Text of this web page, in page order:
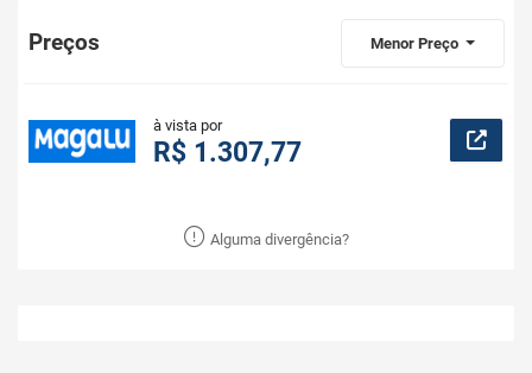
Preços Menor Preço
à vista por
R$ 1.307,77
Alguma divergência?